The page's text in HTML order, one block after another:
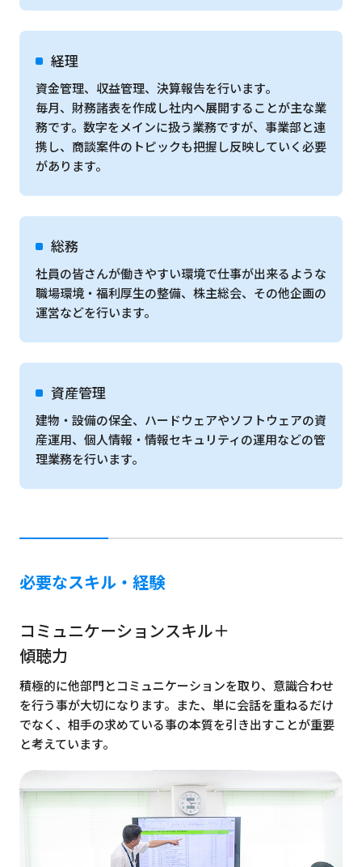
経理
資金管理、収益管理、決算報告を行います。
毎月、財務諸表を作成し社内へ展開することが主な業
務です。数字をメインに扱う業務ですが、事業部と連
携し、商談案件のトピックも把握し反映していく必要
があります。
総務
社員の皆さんが働きやすい環境で仕事が出来るような
職場環境・福利厚生の整備、株主総会、その他企画の
運営などを行います。
資産管理
建物・設備の保全、ハードウェアやソフトウェアの資
産運用、個人情報・情報セキュリティの運用などの管
理業務を行います。
必要なスキル・経験
コミュニケーションスキル＋
傾聴力
積極的に他部門とコミュニケーションを取り、意識合わせ
を行う事が大切になります。また、単に会話を重ねるだけ
でなく、相手の求めている事の本質を引き出すことが重要
と考えています。